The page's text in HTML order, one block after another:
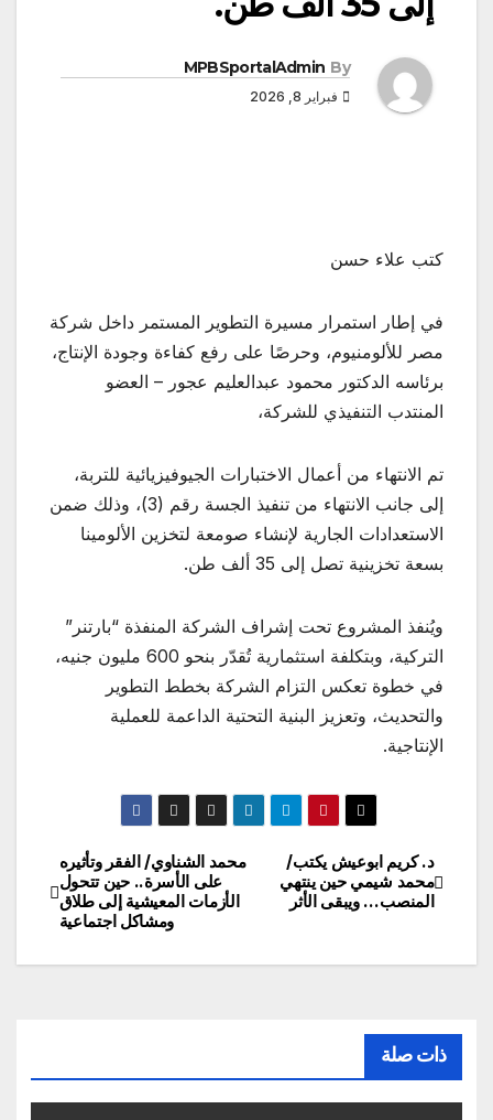
By
MPBSportalAdmin
فبراير 8, 2026
كتب علاء حسن
في إطار استمرار مسيرة التطوير المستمر داخل شركة
مصر للألومنيوم، وحرصًا على رفع كفاءة وجودة الإنتاج،
برئاسه الدكتور محمود عبدالعليم عجور – العضو
المنتدب التنفيذي للشركة،
تم الانتهاء من أعمال الاختبارات الجيوفيزيائية للتربة،
إلى جانب الانتهاء من تنفيذ الجسة رقم (3)، وذلك ضمن
الاستعدادات الجارية لإنشاء صومعة لتخزين الألومينا
بسعة تخزينية تصل إلى 35 ألف طن.
ويُنفذ المشروع تحت إشراف الشركة المنفذة “بارتنر”
التركية، وبتكلفة استثمارية تُقدّر بنحو 600 مليون جنيه،
في خطوة تعكس التزام الشركة بخطط التطوير
والتحديث، وتعزيز البنية التحتية الداعمة للعملية
الإنتاجية.
تصفّح
المقالات
محمد الشناوي/ الفقر وتأثيره
على الأسرة.. حين تتحول
الأزمات المعيشية إلى طلاق
ومشاكل اجتماعية
د. كريم ابوعيش يكتب/
محمد شيمي حين ينتهي
المنصب… ويبقى الأثر
ذات صلة